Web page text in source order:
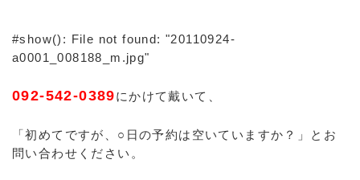
#show(): File not found: "20110924-
a0001_008188_m.jpg"
092-542-0389にかけて戴いて、
「初めてですが、○日の予約は空いていますか？」とお
問い合わせください。